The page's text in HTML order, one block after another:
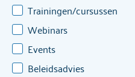
Trainingen/cursussen
Webinars
Events
Beleidsadvies